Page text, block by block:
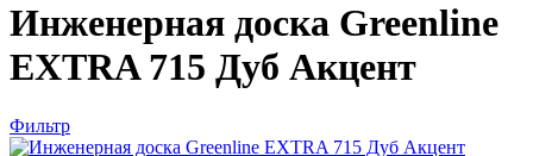
Инженерная доска Greenline
EXTRA 715 Дуб Акцент
Фильтр